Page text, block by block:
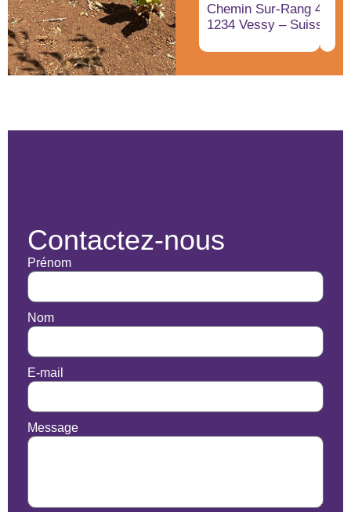
Chemin Sur-Rang 49
1234 Vessy – Suisse
Contactez-nous
Prénom
Nom
E-mail
Message